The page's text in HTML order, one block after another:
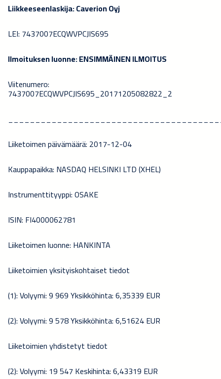
Liikkeeseenlaskija: Caverion Oyj
LEI: 7437007ECQWVPCJIS695
Ilmoituksen luonne: ENSIMMÄINEN ILMOITUS
Viitenumero:
7437007ECQWVPCJIS695_20171205082822_2
Liiketoimen päivämäärä: 2017-12-04
Kauppapaikka: NASDAQ HELSINKI LTD (XHEL)
Instrumenttityyppi: OSAKE
ISIN: FI4000062781
Liiketoimen luonne: HANKINTA
Liiketoimien yksityiskohtaiset tiedot
(1): Volyymi: 9 969 Yksikköhinta: 6,35339 EUR
(2): Volyymi: 9 578 Yksikköhinta: 6,51624 EUR
Liiketoimien yhdistetyt tiedot
(2): Volyymi: 19 547 Keskihinta: 6,43319 EUR